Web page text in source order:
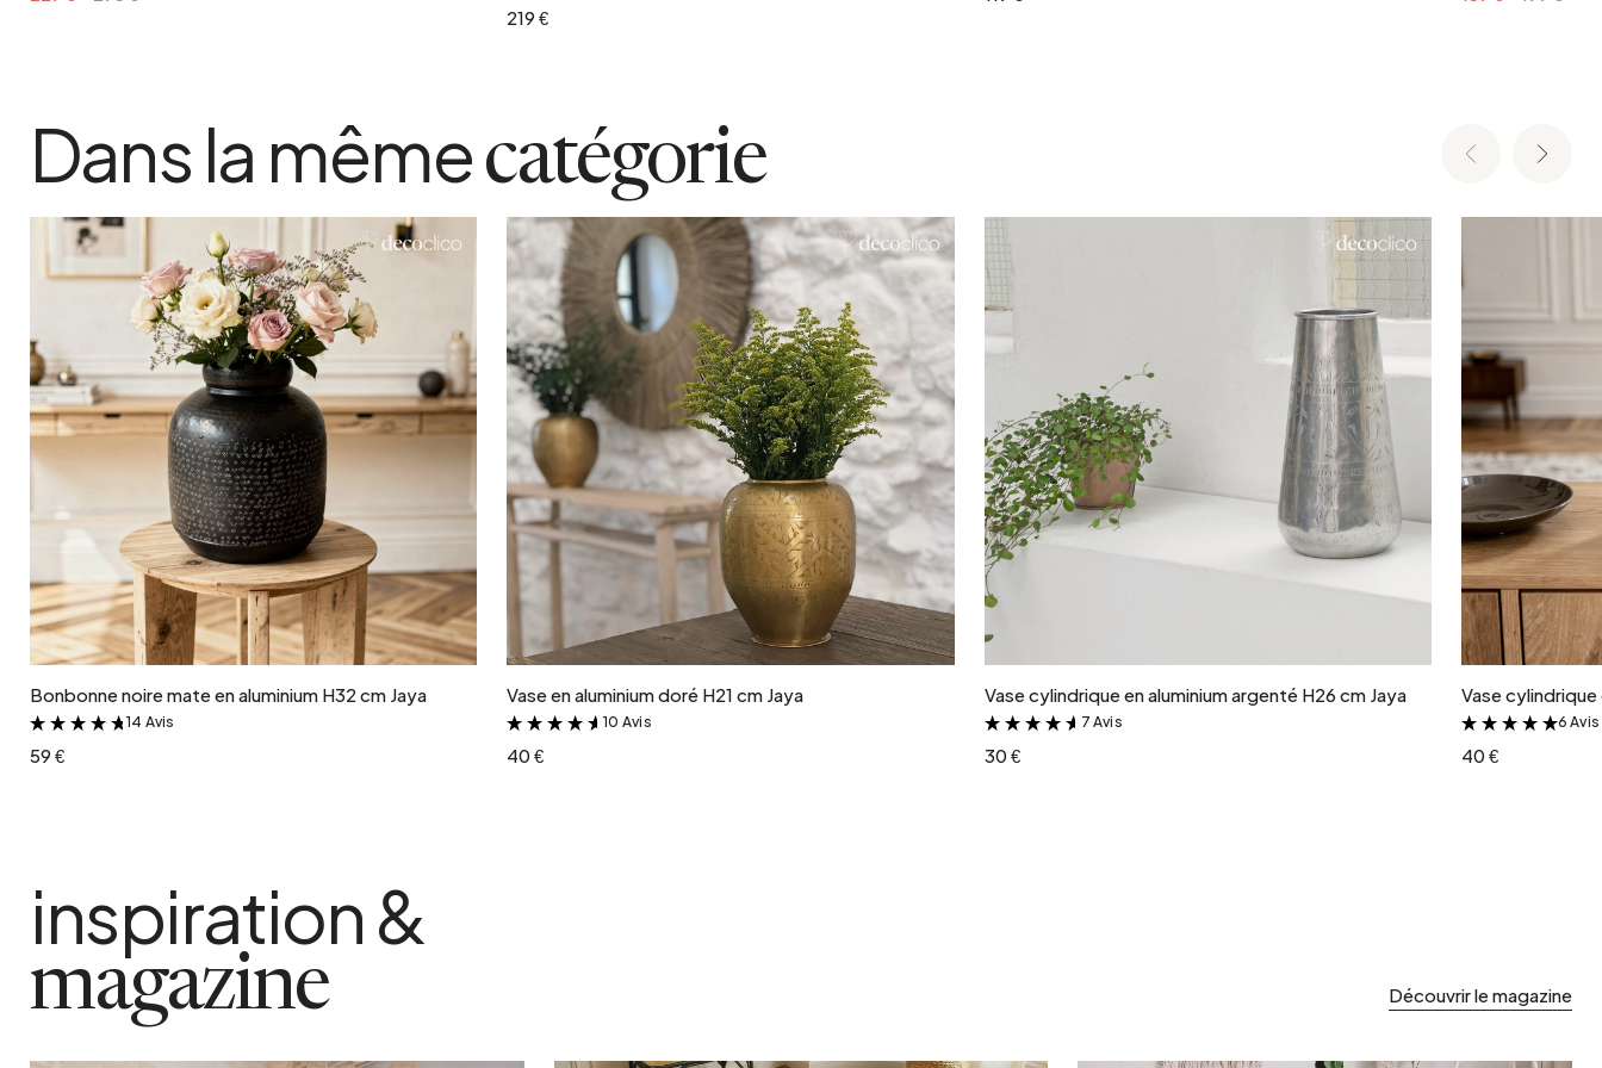
219 €
Dans la mêmecatégorie
Ajouter au panier
Bonbonne noire mate en aluminium H32 cm Jaya
&
14 Avis
59 €
Ajouter au panier
Vase en aluminium doré H21 cm Jaya
&
10 Avis
40 €
Vase cylindrique en aluminium argenté H26 cm Jaya
&
7 Avis
30 €
Vase cylindrique
&
6 Avis
40 €
inspiration &
magazine Découvrir le magazine